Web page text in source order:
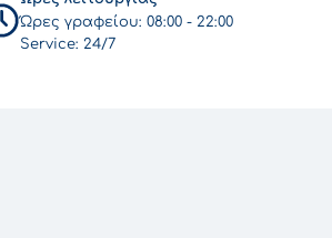
Ώρες γραφείου: 08:00 - 22:00
Service: 24/7